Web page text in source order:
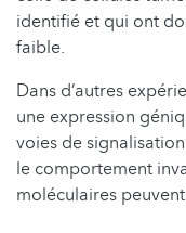
identifié et qui ont
faible.
Dans d’autres
une expression
voies de
le comportement
moléculaires